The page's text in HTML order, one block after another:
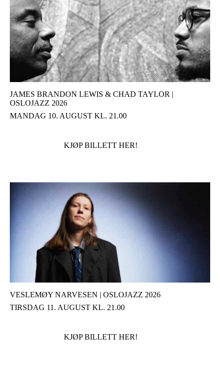
JAMES BRANDON LEWIS & CHAD TAYLOR |
OSLOJAZZ 2026
MANDAG 10. AUGUST KL. 21.00
KJØP BILLETT HER!
VESLEMØY NARVESEN | OSLOJAZZ 2026
TIRSDAG 11. AUGUST KL. 21.00
KJØP BILLETT HER!